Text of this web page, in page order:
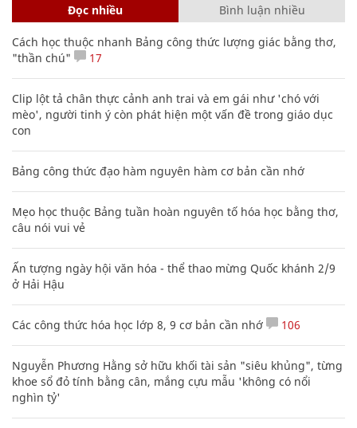
Đọc nhiều Bình luận nhiều
Cách học thuộc nhanh Bảng công thức lượng giác bằng thơ,
"thần chú"
17
Clip lột tả chân thực cảnh anh trai và em gái như 'chó với
mèo', người tinh ý còn phát hiện một vấn đề trong giáo dục
con
Bảng công thức đạo hàm nguyên hàm cơ bản cần nhớ
Mẹo học thuộc Bảng tuần hoàn nguyên tố hóa học bằng thơ,
câu nói vui vẻ
Ấn tượng ngày hội văn hóa - thể thao mừng Quốc khánh 2/9
ở Hải Hậu
Các công thức hóa học lớp 8, 9 cơ bản cần nhớ 106
Nguyễn Phương Hằng sở hữu khối tài sản "siêu khủng", từng
khoe sổ đỏ tính bằng cân, mắng cựu mẫu 'không có nổi
nghìn tỷ'